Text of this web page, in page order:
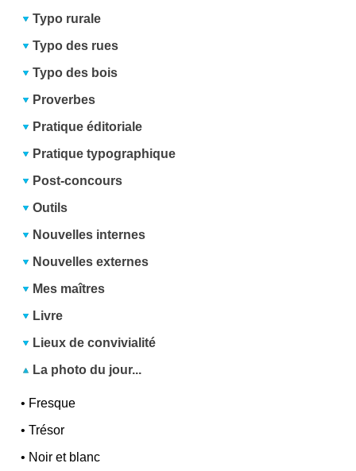
Typo rurale
Typo des rues
Typo des bois
Proverbes
Pratique éditoriale
Pratique typographique
Post-concours
Outils
Nouvelles internes
Nouvelles externes
Mes maîtres
Livre
Lieux de convivialité
La photo du jour...
• Fresque
•Trésor
• Noir et blanc